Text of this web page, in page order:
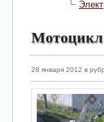
Мотоцикл
28 января 2012 в